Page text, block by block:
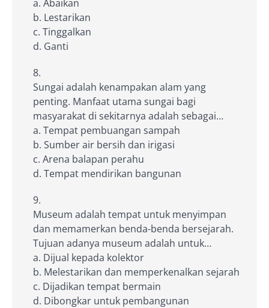
a. Abaikan
b. Lestarikan
c. Tinggalkan
d. Ganti
Sungai adalah kenampakan alam yang
penting. Manfaat utama sungai bagi
masyarakat di sekitarnya adalah sebagai…
a. Tempat pembuangan sampah
b. Sumber air bersih dan irigasi
c. Arena balapan perahu
d. Tempat mendirikan bangunan
Museum adalah tempat untuk menyimpan
dan memamerkan benda-benda bersejarah.
Tujuan adanya museum adalah untuk…
a. Dijual kepada kolektor
b. Melestarikan dan memperkenalkan sejarah
c. Dijadikan tempat bermain
d. Dibongkar untuk pembangunan